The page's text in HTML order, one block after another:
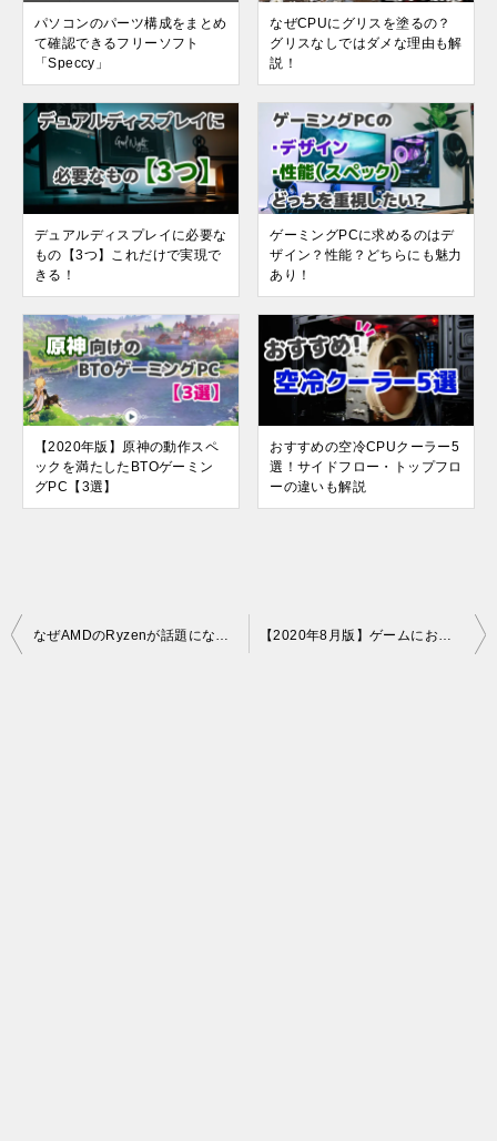
パソコンのパーツ構成をまとめ
て確認できるフリーソフト
「Speccy」
なぜCPUにグリスを塗るの？
グリスなしではダメな理由も解
説！
デュアルディスプレイに必要な
もの【3つ】これだけで実現で
きる！
ゲーミングPCに求めるのはデ
ザイン？性能？どちらにも魅力
あり！
【2020年版】原神の動作スペ
ックを満たしたBTOゲーミン
グPC【3選】
おすすめの空冷CPUクーラー5
選！サイドフロー・トップフロ
ーの違いも解説
投
なぜAMDのRyzenが話題になっているのか？【圧倒的なコスパの理由】 【2020年8月版】ゲームにおすすめのCPUはIntel・AMDどっち？